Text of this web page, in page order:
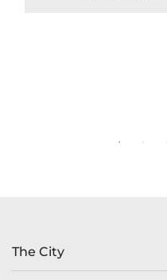
The City